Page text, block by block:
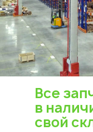
Все
в
свой
Астана